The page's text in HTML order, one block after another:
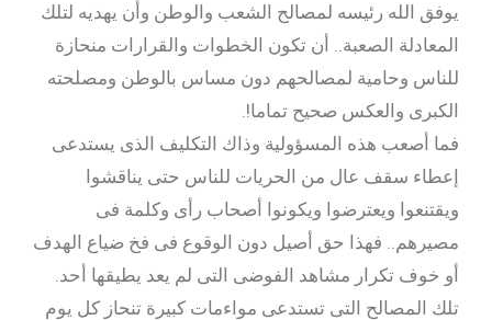
يوفق الله رئيسه لمصالح الشعب والوطن وأن يهديه لتلك
المعادلة الصعبة.. أن تكون الخطوات والقرارات منحازة
للناس وحامية لمصالحهم دون مساس بالوطن ومصلحته
الكبرى والعكس صحيح تماما!.
فما أصعب هذه المسؤولية وذاك التكليف الذى يستدعى
إعطاء سقف عال من الحريات للناس حتى يناقشوا
ويقتنعوا ويعترضوا ويكونوا أصحاب رأى وكلمة فى
مصيرهم.. فهذا حق أصيل دون الوقوع فى فخ ضياع الهدف
أو خوف تكرار مشاهد الفوضى التى لم يعد يطيقها أحد.
تلك المصالح التى تستدعى مواءمات كبيرة تنحاز كل يوم